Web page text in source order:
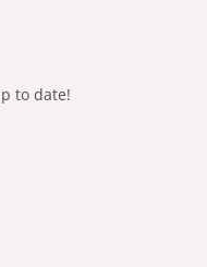
to date!